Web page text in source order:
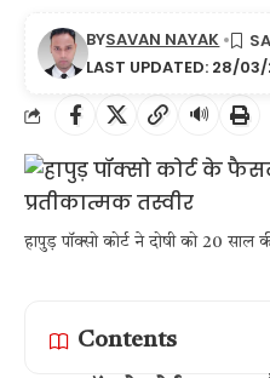
LAST UPDATED: 28/
BYSAVAN NAYAK
🔊
हापुड़ पॉक्सो कोर्ट ने दोषी को 20 साल
Contents